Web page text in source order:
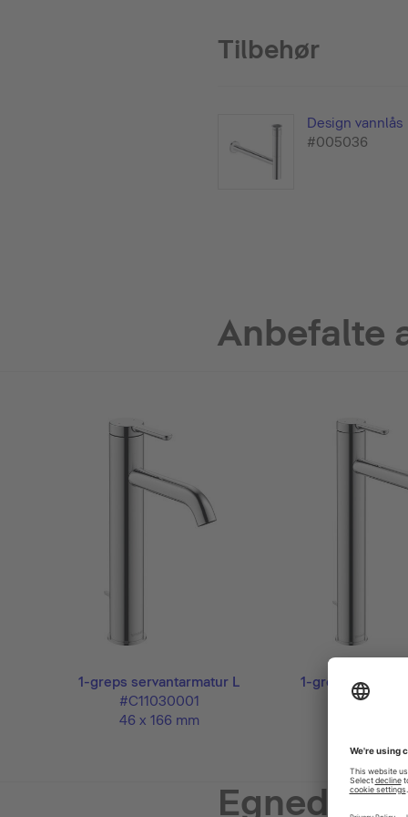
Tilbehør
Design vannlås
#005036
Anbefalte
1-greps servantarmatur L
#C11030001
46 x 166 mm
1-greps
Egnede